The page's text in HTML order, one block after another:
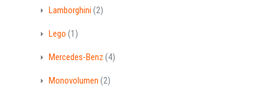
Lamborghini (2)
Lego (1)
Mercedes-Benz (4)
Monovolumen (2)